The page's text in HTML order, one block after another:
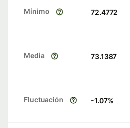
Mínimo 72.4772
Media 73.1387
Fluctuación -1.07%